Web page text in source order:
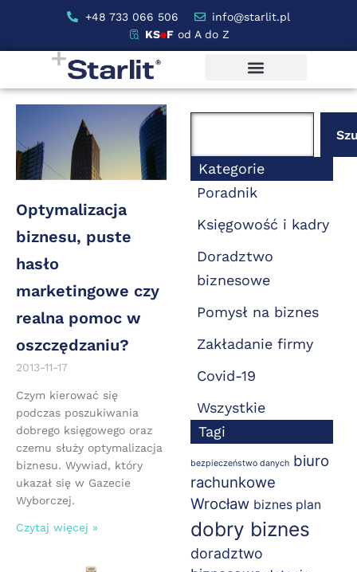
+48 733 066 506
info@starlit.pl
KSeF od A do Z
Optymalizacja
biznesu, puste
hasło
marketingowe czy
realna pomoc w
oszczędzaniu?
2013-11-17
Czym kierować się
podczas poszukiwania
dobrego księgowego oraz
czemu służy optymalizacja
biznesu. Wywiad, który
ukazał się w Gazecie
Wyborczej.
Czytaj więcej »
Kategorie
Poradnik
Księgowość i kadry
Doradztwo
biznesowe
Pomysł na biznes
Zakładanie firmy
Covid-19
Wszystkie
Tagi
bezpieczeństwo danych biuro
rachunkowe
Wrocław biznes plan
dobry biznes
doradztwo